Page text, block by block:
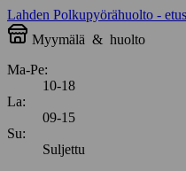
Lahden Polkupyörähuolto -
Myymälä & huolto
Ma-Pe:
10-18
La:
09-15
Su:
Suljettu